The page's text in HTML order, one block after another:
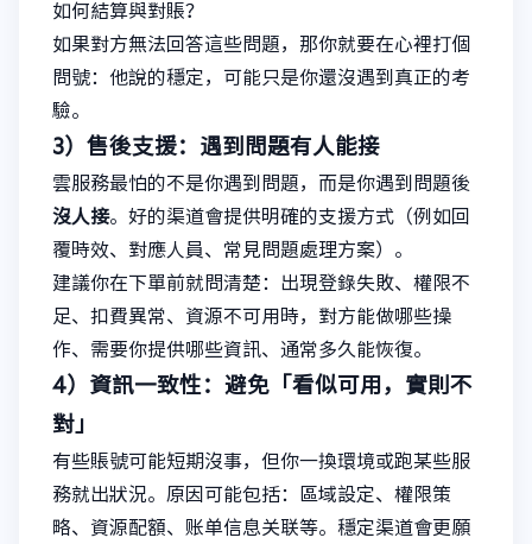
如何結算與對賬？
如果對方無法回答這些問題，那你就要在心裡打個
問號：他說的穩定，可能只是你還沒遇到真正的考
驗。
3）售後支援：遇到問題有人能接
雲服務最怕的不是你遇到問題，而是你遇到問題後
沒人接。好的渠道會提供明確的支援方式（例如回
覆時效、對應人員、常見問題處理方案）。
建議你在下單前就問清楚：出現登錄失敗、權限不
足、扣費異常、資源不可用時，對方能做哪些操
作、需要你提供哪些資訊、通常多久能恢復。
4）資訊一致性：避免「看似可用，實則不
對」
有些賬號可能短期沒事，但你一換環境或跑某些服
務就出狀況。原因可能包括：區域設定、權限策
略、資源配額、账单信息关联等。穩定渠道會更願